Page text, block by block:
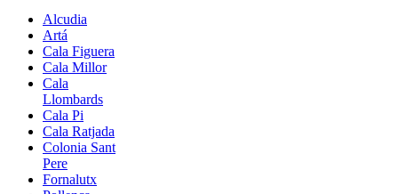
Alcudia
Artá
Cala Figuera
Cala Millor
Cala
Llombards
Cala Pi
Cala Ratjada
Colonia Sant
Pere
Fornalutx